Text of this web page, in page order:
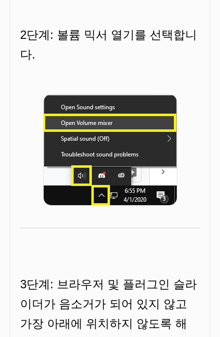
2단계: 볼륨 믹서 열기를 선택합니
다.
3단계: 브라우저 및 플러그인 슬라
이더가 음소거가 되어 있지 않고
가장 아래에 위치하지 않도록 해